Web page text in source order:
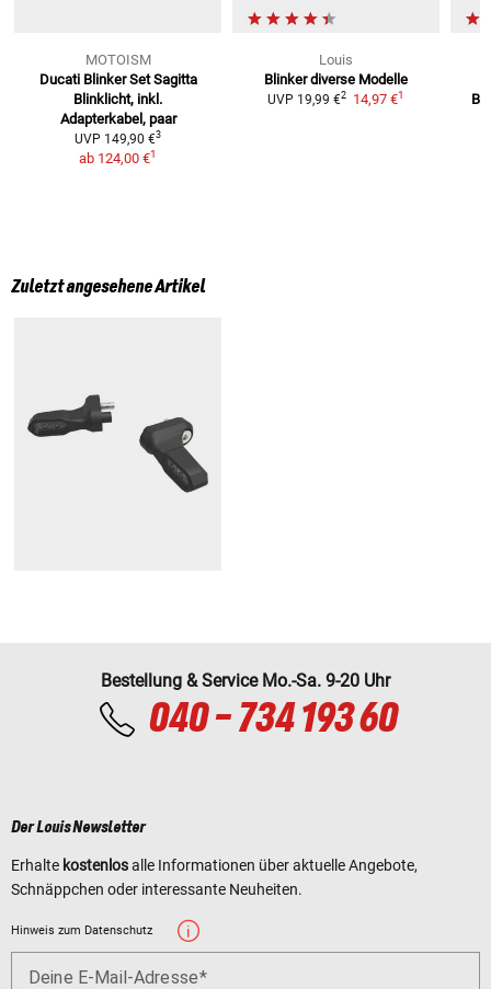
MOTOISM
Ducati Blinker Set Sagitta
Blinklicht, inkl.
Adapterkabel, paar
UVP 149,90 €3
ab 124,00 €1
Louis
Blinker diverse Modelle
UVP 19,99 €2 14,97 €1
Zuletzt angesehene Artikel
Bestellung & Service Mo.-Sa. 9-20 Uhr
040 - 734 193 60
Der Louis Newsletter
Erhalte kostenlosalle Informationen über aktuelle Angebote,
Schnäppchen oder interessante Neuheiten.
Hinweis zum Datenschutz
Deine E-Mail-Adresse